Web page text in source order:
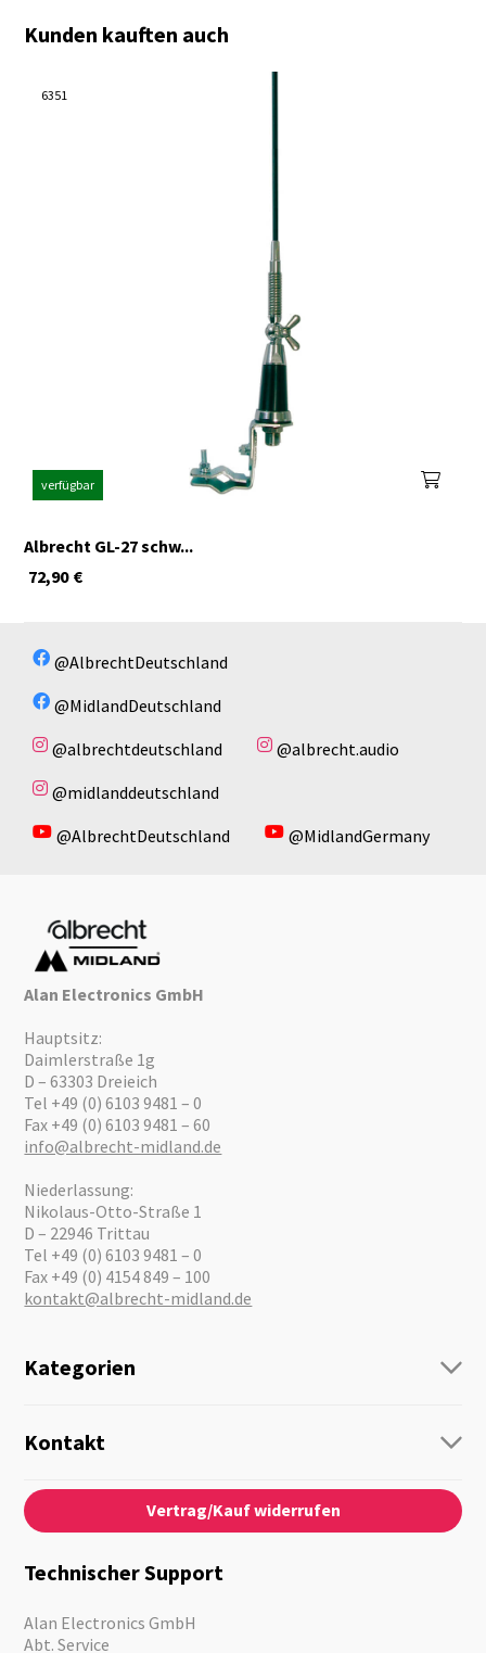
65275_CBM-517_massefreie_Antenne.pdf
Kunden kauften auch
6351
verfügbar
Albrecht GL-27 schw...
€
72,90
@AlbrechtDeutschland
@MidlandDeutschland
@albrechtdeutschland
@albrecht.audio
@midlanddeutschland
@AlbrechtDeutschland
@MidlandGermany
Alan Electronics GmbH
Hauptsitz:
Daimlerstraße 1g
D – 63303 Dreieich
Tel +49 (0) 6103 9481 – 0
Fax +49 (0) 6103 9481 – 60
info@albrecht-midland.de
Niederlassung:
Nikolaus-Otto-Straße 1
D – 22946 Trittau
Tel +49 (0) 6103 9481 – 0
Fax +49 (0) 4154 849 – 100
kontakt@albrecht-midland.de
Kategorien
Personenführung
Audio
Notfallvorsorge
Motorrad
Angebote
Kontakt
Kontaktformular
Über Uns
News
Karriere
Kataloge
Vertrag/Kauf widerrufen
Technischer Support
Alan Electronics GmbH
Abt. Service